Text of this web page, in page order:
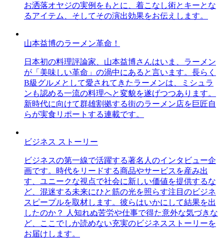
お洒落オヤジの実例をもとに、着こなし術とキーとな
るアイテム、そしてその演出効果をお伝えします。
山本益博のラーメン革命！
日本初の料理評論家、山本益博さんはいま、ラーメン
が「美味しい革命」の渦中にあると言います。長らく
B級グルメとして愛されてきたラーメンは、ミシュラ
ンも認める一流の料理へと変貌を遂げつつあります。
新時代に向けて群雄割拠する街のラーメン店を巨匠自
らが実食リポートする連載です。
ビジネス ストーリー
ビジネスの第一線で活躍する著名人のインタビュー企
画です。時代をリードする商品やサービスを産み出
す、ユニークな視点で社会に新しい価値を提供するな
ど、混迷する未来にひと筋の光を照らす注目のビジネ
スピープルを取材します。彼らはいかにして結果を出
したのか？ 人知れぬ苦労や仕事で得た意外な気づきな
ど、ここでしか読めない充実のビジネスストーリーを
お届けします。